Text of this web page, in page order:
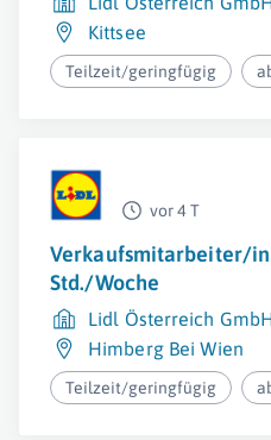
Kittsee
Teilzeit/geringfügig
vor 4 T
Verkaufsmitarbeiter/
Std./Woche
Lidl Österreich
Himberg Bei Wien
Teilzeit/geringfügig